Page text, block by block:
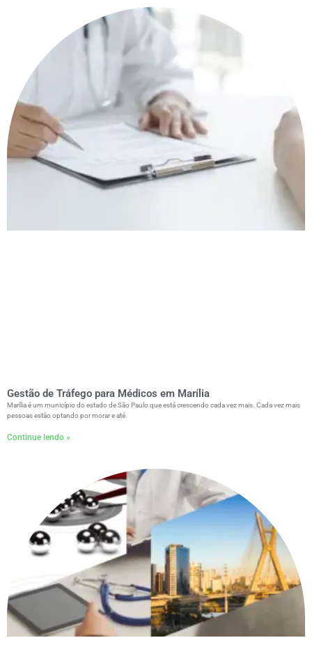
Gestão de Tráfego para Médicos em Marília
Marília é um município do estado de São Paulo que está crescendo cada vez mais. Cada vez mais
pessoas estão optando por morar e até
Continue lendo »